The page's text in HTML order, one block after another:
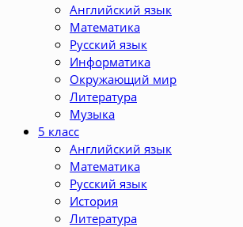
Английский язык
Математика
Русский язык
Информатика
Окружающий мир
Литература
Музыка
5 класс
Английский язык
Математика
Русский язык
История
Литература